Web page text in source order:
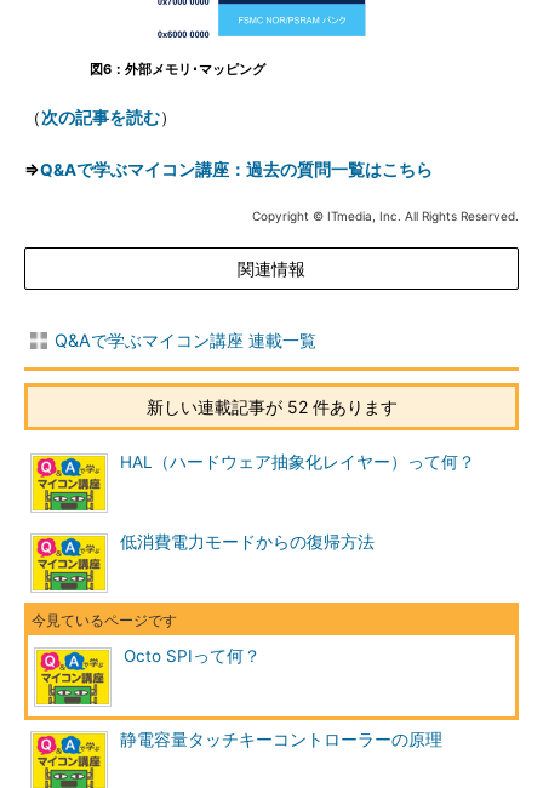
図6：外部メモリ･マッピング
（次の記事を読む）
⇒Q&Aで学ぶマイコン講座：過去の質問一覧はこちら
Copyright © ITmedia, Inc. All Rights Reserved.
関連情報
Q&Aで学ぶマイコン講座 連載一覧
新しい連載記事が 52 件あります
HAL（ハードウェア抽象化レイヤー）って何？
低消費電力モードからの復帰方法
Octo SPIって何？
静電容量タッチキーコントローラーの原理